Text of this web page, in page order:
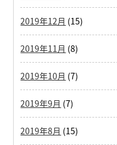
2019年12月 (15)
2019年11月 (8)
2019年10月 (7)
2019年9月 (7)
2019年8月 (15)